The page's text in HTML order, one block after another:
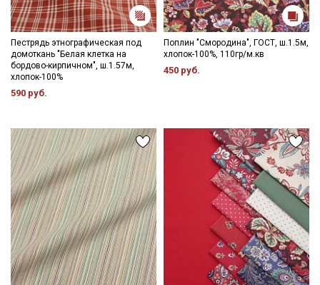
Пестрядь этнографическая под
домоткань "Белая клетка на
бордово-кирпичном", ш.1.57м,
хлопок-100%
590 руб.
Поплин "Смородина", ГОСТ, ш.1.5м,
хлопок-100%, 110гр/м.кв
450 руб.